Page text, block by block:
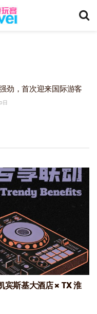
劲，首次迎来国际游客
日
宾斯基大酒店 × TX 淮